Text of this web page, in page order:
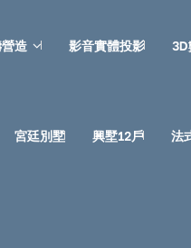
造 影音實體投影
宮廷別墅 興墅12戶 法